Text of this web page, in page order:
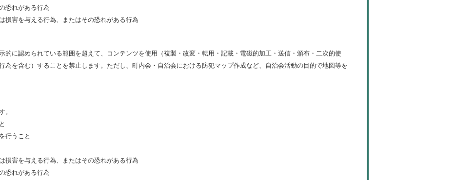
恐れがある行為
損害を与える行為、またはその恐れがある行為
的に認められている範囲を超えて、コンテンツを使用（複製・改変・転用・記載・電磁的加工・送信・頒布・二次的使
為を含む）することを禁止します。ただし、町内会・自治会における防犯マップ作成など、自治会活動の目的で地図等を
。
行うこと
損害を与える行為、またはその恐れがある行為
恐れがある行為